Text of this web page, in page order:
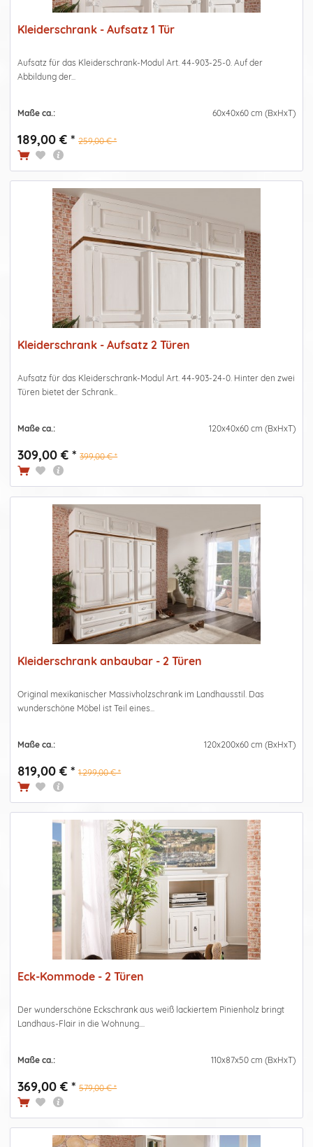
Kleiderschrank - Aufsatz 1 Tür
Aufsatz für das Kleiderschrank-Modul Art. 44-903-25-0. Auf der
Abbildung der...
Maße ca.: 60x40x60 cm (BxHxT)
189,00 € * 259,00 € *
Kleiderschrank - Aufsatz 2 Türen
Aufsatz für das Kleiderschrank-Modul Art. 44-903-24-0. Hinter den zwei
Türen bietet der Schrank...
Maße ca.: 120x40x60 cm (BxHxT)
309,00 € * 399,00 € *
Kleiderschrank anbaubar - 2 Türen
Original mexikanischer Massivholzschrank im Landhausstil. Das
wunderschöne Möbel ist Teil eines...
Maße ca.: 120x200x60 cm (BxHxT)
819,00 € * 1.299,00 € *
Eck-Kommode - 2 Türen
Der wunderschöne Eckschrank aus weiß lackiertem Pinienholz bringt
Landhaus-Flair in die Wohnung....
Maße ca.: 110x87x50 cm (BxHxT)
369,00 € * 579,00 € *